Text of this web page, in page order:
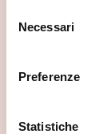
delNecessari
Preferenze
Statistiche